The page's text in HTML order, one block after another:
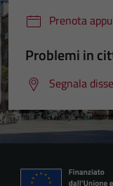
Prenota
Problemi in
Segnala